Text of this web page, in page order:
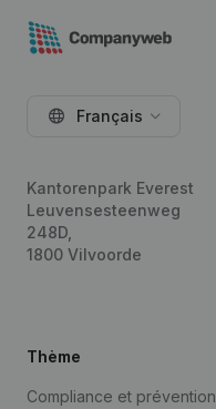
Français
Kantorenpark Everest
Leuvensesteenweg
248D,
1800 Vilvoorde
Thème
Compliance et prévention